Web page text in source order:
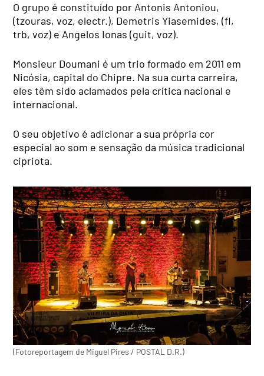
O grupo é constituído por Antonis Antoniou,
(tzouras, voz, electr.), Demetris Yiasemides, (fl,
trb, voz) e Angelos Ionas (guit, voz).
Monsieur Doumani é um trio formado em 2011 em
Nicósia, capital do Chipre. Na sua curta carreira,
eles têm sido aclamados pela crítica nacional e
internacional.
O seu objetivo é adicionar a sua própria cor
especial ao som e sensação da música tradicional
cipriota.
(Fotoreportagem de Miguel Pires / POSTAL D.R.)